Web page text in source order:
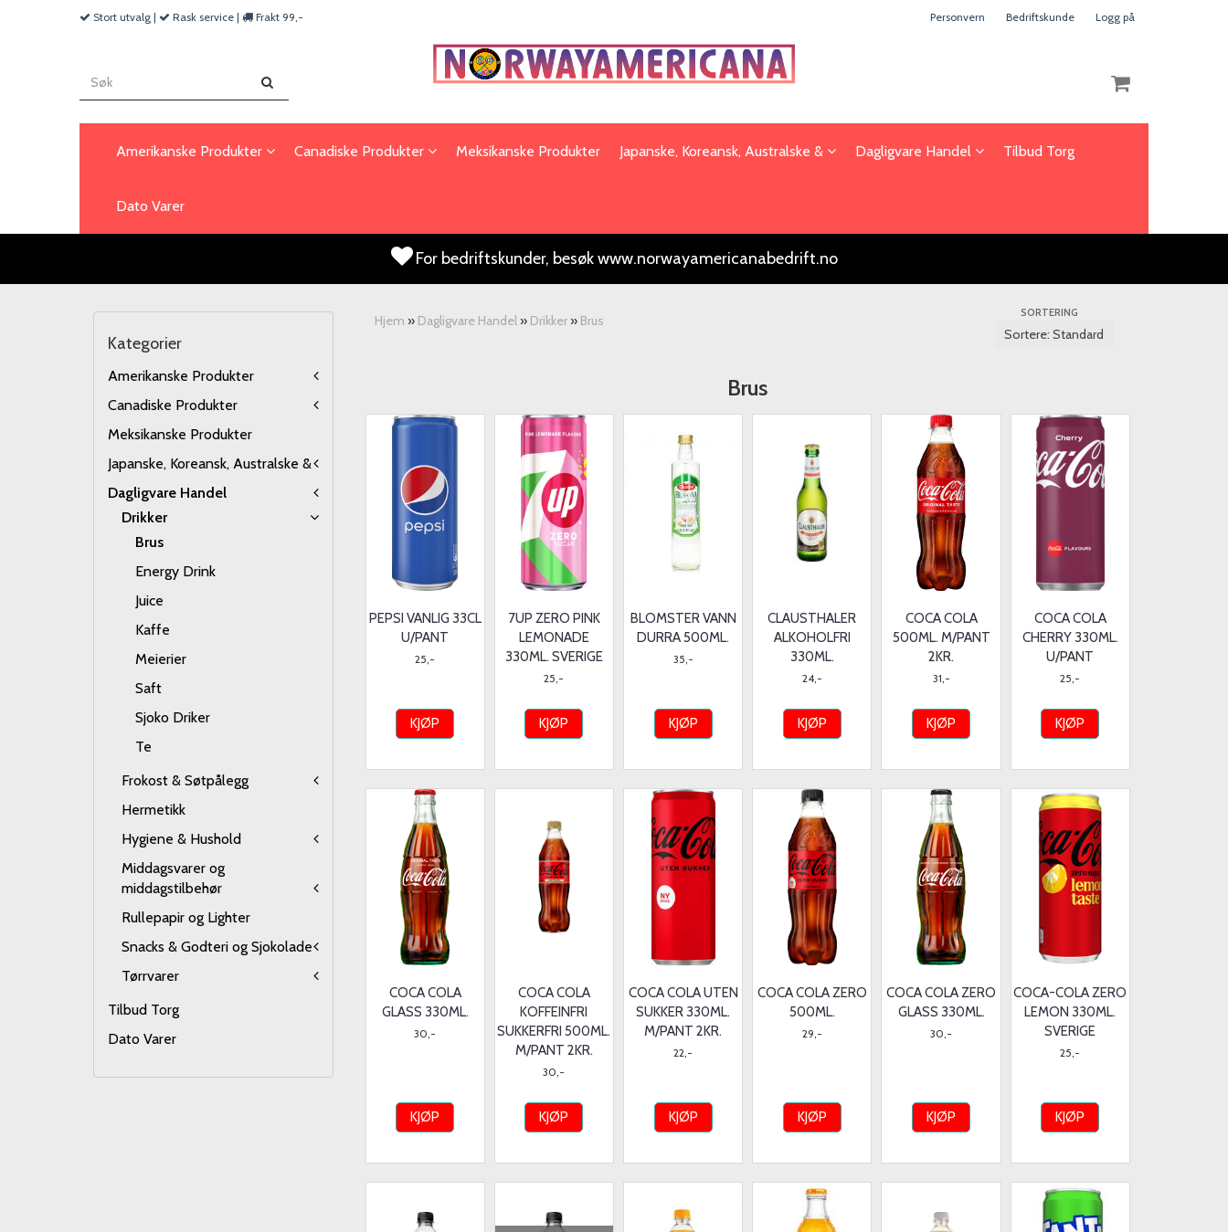
Stort utvalg | Rask service | Frakt 99,- Personvern Bedriftskunde Logg på
Amerikanske Produkter Canadiske Produkter Meksikanske Produkter Japanske, Koreansk, Australske & Dagligvare Handel Tilbud Torg
Dato Varer
For bedriftskunder, besøk www.norwayamericanabedrift.no
Kategorier
Amerikanske Produkter
Canadiske Produkter
Meksikanske Produkter
Japanske, Koreansk, Australske &
Dagligvare Handel
Drikker
Brus
Energy Drink
Juice
Kaffe
Meierier
Saft
Sjoko Driker
Te
Frokost & Søtpålegg
Hermetikk
Hygiene & Hushold
Middagsvarer og
middagstilbehør
Rullepapir og Lighter
Snacks & Godteri og Sjokolade
Tørrvarer
Tilbud Torg
Dato Varer
Hjem » Dagligvare Handel» Drikker» Brus SORTERING
Brus
PEPSI VANLIG 33CL
U/PANT
25,-
KJØP
7UP ZERO PINK
LEMONADE
330ML. SVERIGE
25,-
KJØP
BLOMSTER VANN
DURRA 500ML.
35,-
KJØP
CLAUSTHALER
ALKOHOLFRI
330ML.
24,-
KJØP
COCA COLA
500ML. M/PANT
2KR.
31,-
KJØP
COCA COLA
CHERRY 330ML.
U/PANT
25,-
KJØP
COCA COLA
GLASS 330ML.
30,-
KJØP
COCA COLA
KOFFEINFRI
SUKKERFRI 500ML.
M/PANT 2KR.
30,-
KJØP
COCA COLA UTEN
SUKKER 330ML.
M/PANT 2KR.
22,-
KJØP
COCA COLA ZERO
500ML.
29,-
KJØP
COCA COLA ZERO
GLASS 330ML.
30,-
KJØP
COCA-COLA ZERO
LEMON 330ML.
SVERIGE
25,-
KJØP